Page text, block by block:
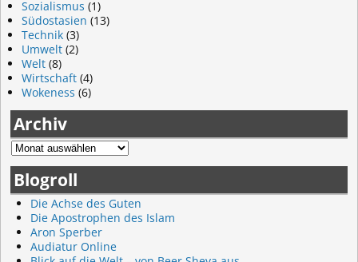
Sozialismus (1)
Südostasien (13)
Technik (3)
Umwelt (2)
Welt (8)
Wirtschaft (4)
Wokeness (6)
Archiv
Blogroll
Die Achse des Guten
Die Apostrophen des Islam
Aron Sperber
Audiatur Online